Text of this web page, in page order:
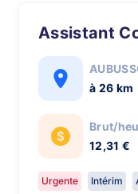
Assistant
à 26 km
Brut/
12,31 €
Urgente Intérim